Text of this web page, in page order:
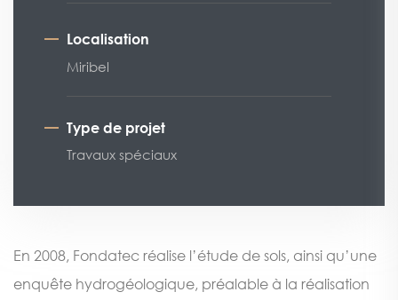
Localisation
Miribel
Type de projet
Travaux spéciaux
En 2008, Fondatec réalise l’étude de sols, ainsi qu’une
enquête hydrogéologique, préalable à la réalisation